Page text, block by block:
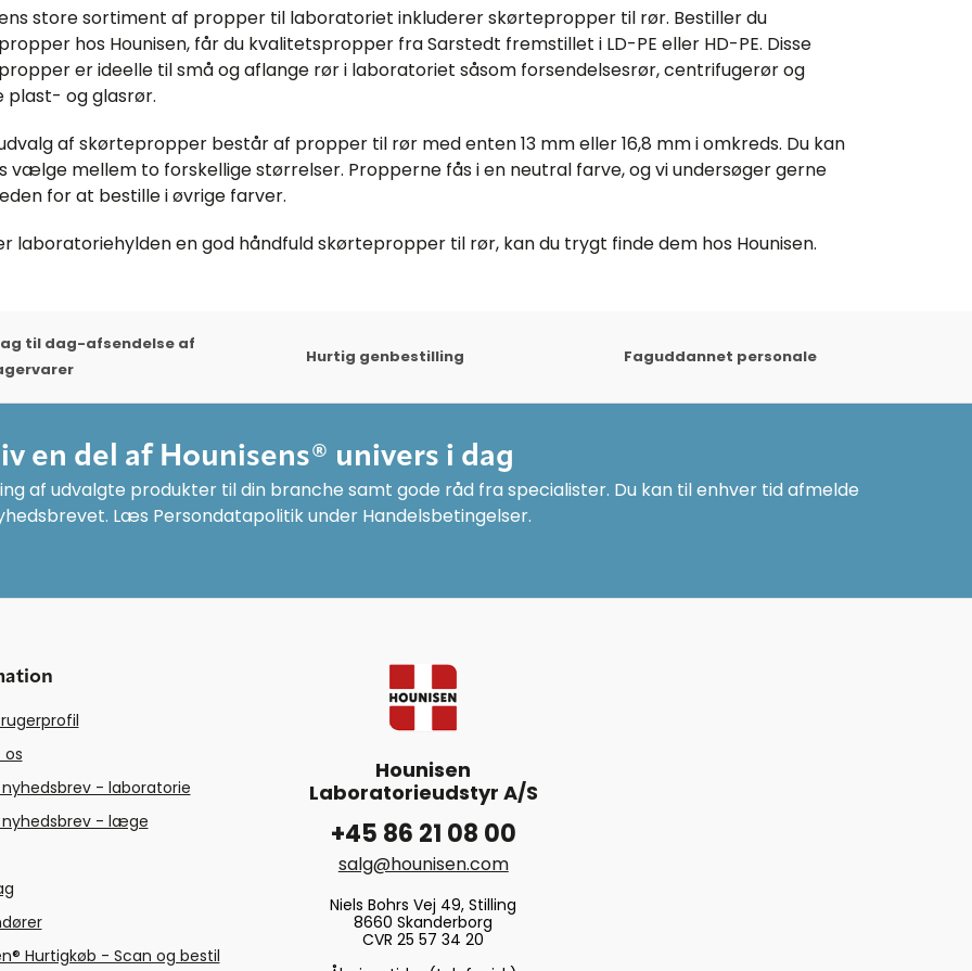
store sortiment af propper til laboratoriet inkluderer skørtepropper til rør. Bestiller du
hos Hounisen, får du kvalitetspropper fra Sarstedt fremstillet i LD-PE eller HD-PE. Disse
er ideelle til små og aflange rør i laboratoriet såsom forsendelsesrør, centrifugerør og
plast- og glasrør.
af skørtepropper består af propper til rør med enten 13 mm eller 16,8 mm i omkreds. Du kan
vælge mellem to forskellige størrelser. Propperne fås i en neutral farve, og vi undersøger gerne
for at bestille i øvrige farver.
laboratoriehylden en god håndfuld skørtepropper til rør, kan du trygt finde dem hos Hounisen.
til dag-afsendelse af
Hurtig genbestilling Faguddannet personale
en del af Hounisens® univers i dag
af udvalgte produkter til din branche samt gode råd fra specialister. Du kan til enhver tid afmelde
Læs Persondatapolitik under Handelsbetingelser.
os
- laboratorie
- læge
Hurtigkøb - Scan og bestil
Hounisen
Laboratorieudstyr A/S
+45 86 21 08 00
salg@hounisen.com
Niels Bohrs Vej 49, Stilling
8660 Skanderborg
CVR 25 57 34 20